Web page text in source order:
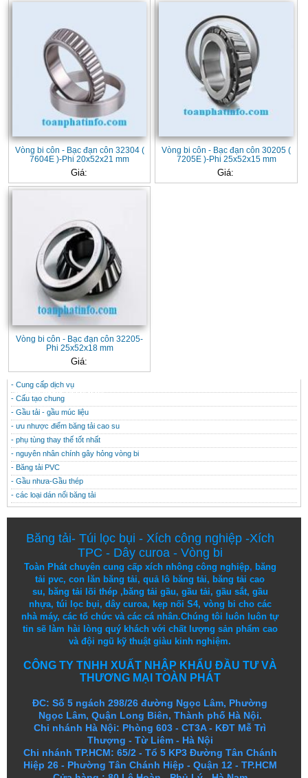
Vòng bi côn - Bạc đạn côn 32304 (
7604E )-Phi 20x52x21 mm
Giá:
Vòng bi côn - Bạc đạn côn 30205 (
7205E )-Phi 25x52x15 mm
Giá:
Vòng bi côn - Bạc đạn côn 32205-
Phi 25x52x18 mm
Giá:
CONTACT
THÔNG TIN HỮU ÍCH
- Cung cấp dịch vụ
- Cấu tạo chung
- Gầu tải - gầu múc liệu
- ưu nhược điểm băng tải cao su
- phụ tùng thay thế tốt nhất
- nguyên nhân chính gây hỏng vòng bi
- Băng tải PVC
- Gầu nhưa-Gầu thép
- các loại dán nối băng tải
Băng tải- Túi lọc bụi - Xích công nghiệp-Xích
TPC - Dây curoa - Vòng bi
Toàn Phát chuyên cung cấp xích nhông công nghiệp, băng
tải pvc,con lăn băng tải,quả lô băng tải, băng tải cao
su, băng tải lõi thép,băng tải gầu, gầu tải, gầu sắt, gầu
nhựa, túi lọc bụi, dây curoa, kẹp nối S4, vòng bi cho các
nhà máy, các tổ chức và các cá nhân.Chúng tôi luôn luôn tự
tin sẽ làm hài lòng quý khách với chất lượng sảnphẩm cao
và đội ngũ kỹ thuật giàu kinh nghiệm.
CÔNG TY TNHH XUẤT NHẬP KHẨU ĐẦU TƯ VÀ
THƯƠNG MẠI TOÀN PHÁT
ĐC: Số 5 ngách 298/26 đường Ngọc Lâm, Phường
Ngọc Lâm, Quận Long Biên, Thành phố Hà Nội.
Chi nhánh Hà Nội: Phòng 603 - CT3A - KĐT Mễ Trì
Thượng - Từ Liêm - Hà Nội
Chi nhánh TP.HCM: 65/2 - Tổ 5 KP3 Đường Tân Chánh
Hiệp 26 - Phường Tân Chánh Hiệp - Quận 12 - TP.HCM